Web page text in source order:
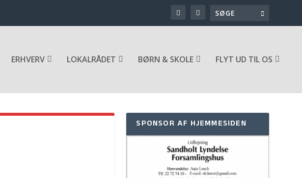
ERHVERV LOKALRÅDET BØRN & SKOLE FLYT UD TIL OS
SPONSOR AF HJEMMESIDEN